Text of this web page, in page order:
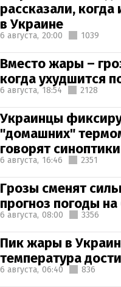
рассказали,
в Украине
6 августа, 20:00 1039
Вместо жары –
когда ухудшится
6 августа, 18:54 2128
Украинцы
"домашних"
говорят синоптики
6 августа, 16:46 2351
Грозы сменят
прогноз погоды
6 августа, 08:00 3356
Пик жары в
температура
6 августа, 06:40 836